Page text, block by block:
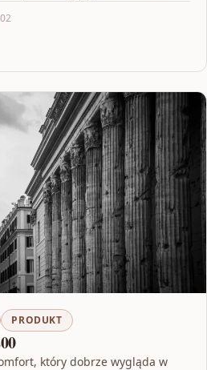
PRODUKT
który dobrze wygląda w